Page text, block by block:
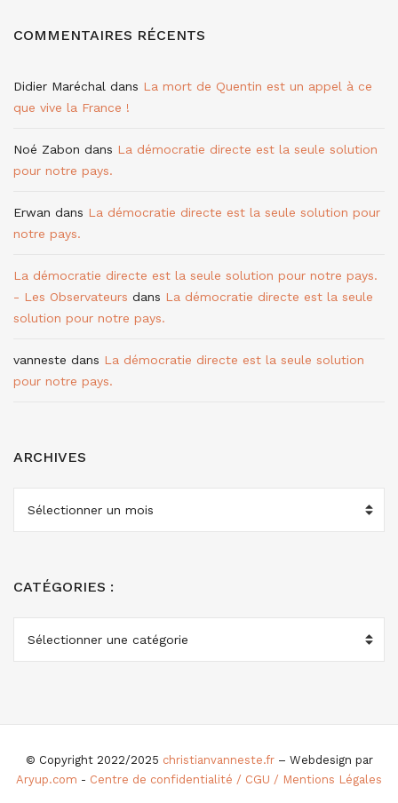
COMMENTAIRES RÉCENTS
Didier Maréchal dans La mort de Quentin est un appel à ce
que vive la France !
Noé Zabon dans La démocratie directe est la seule solution
pour notre pays.
Erwan dans La démocratie directe est la seule solution pour
notre pays.
La démocratie directe est la seule solution pour notre pays.
- Les Observateurs dans La démocratie directe est la seule
solution pour notre pays.
vanneste dans La démocratie directe est la seule solution
pour notre pays.
ARCHIVES
ARCHIVES
CATÉGORIES :
CATÉGORIES
© Copyright 2022/2025 christianvanneste.fr– Webdesign par
Aryup.com - Centre de confidentialité / CGU / Mentions Légales